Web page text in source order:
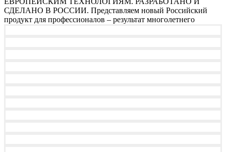
СДЕЛАНО В РОССИИ. Представляем новый Российский
продукт для профессионалов – результат многолетнего